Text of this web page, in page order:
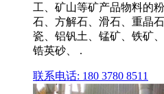
工、矿山等矿产品物料的
石、方解石、滑石、重晶
瓷、铝钒土、锰矿、铁矿
锆英砂、 .
联系电话: 180 3780 8511